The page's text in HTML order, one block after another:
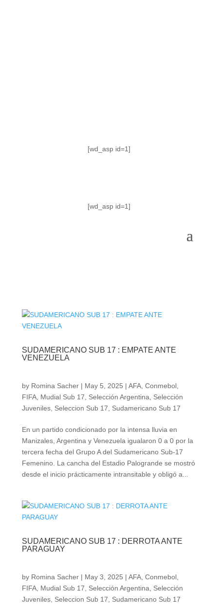
[wd_asp id=1]
[wd_asp id=1]
SUDAMERICANO SUB 17 : EMPATE ANTE
VENEZUELA
by Romina Sacher| May 5, 2025 | AFA, Conmebol,
FIFA, Mudial Sub 17 Selección Argentina
Selección
Juveniles, Seleccion Sub 17 Sudamericano Sub 17
En un partido condicionado por la intensa lluvia en
Manizales, Argentina y Venezuela igualaron 0 a 0 por la
tercera fecha del Grupo A del Sudamericano Sub-17
Femenino. La cancha del Estadio Palogrande se mostró
desde el inicio prácticamente intransitable y obligó a...
SUDAMERICANO SUB 17 : DERROTA ANTE
PARAGUAY
by Romina Sacher| May 3, 2025 | AFA, Conmebol,
FIFA, Mudial Sub 17 Selección Argentina
Selección
Juveniles, Seleccion Sub 17 Sudamericano Sub 17